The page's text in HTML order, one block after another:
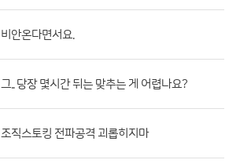
비안온다면서요.
그.. 당장 몇시간 뒤는 맞추는 게 어렵나요?
조직스토킹 전파공격 괴롭히지마